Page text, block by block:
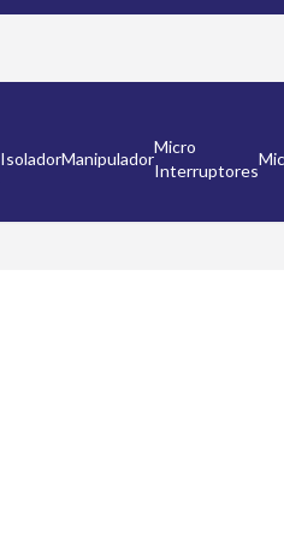
IsoladorManipulador
Micro
Interruptores